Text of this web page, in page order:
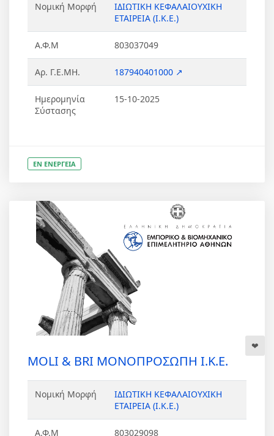
Νομική Μορφή
ΙΔΙΩΤΙΚΗ ΚΕΦΑΛΑΙΟΥΧΙΚΗ
ΕΤΑΙΡΕΙΑ (Ι.Κ.Ε.)
Α.Φ.Μ 803037049
Αρ. Γ.Ε.ΜΗ. 187940401000 ↗
Ημερομηνία
Σύστασης
15-10-2025
ΕΝ ΕΝΕΡΓΕΙΑ
MOLI & BRI ΜΟΝΟΠΡΟΣΩΠΗ Ι.Κ.Ε.
Νομική Μορφή
ΙΔΙΩΤΙΚΗ ΚΕΦΑΛΑΙΟΥΧΙΚΗ
ΕΤΑΙΡΕΙΑ (Ι.Κ.Ε.)
Α.Φ.Μ 803029098